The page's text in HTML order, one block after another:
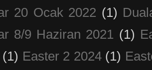
20 Ocak 2022 (1)
8/9 Haziran 2021
(1)
(1) Easter 2 2024 (1)